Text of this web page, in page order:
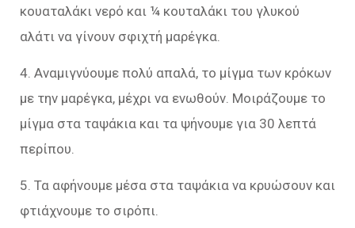
κουαταλάκι νερό και ¼ κουταλάκι του γλυκού
αλάτι να γίνουν σφιχτή μαρέγκα.
4. Αναμιγνύουμε πολύ απαλά, το μίγμα των κρόκων
με την μαρέγκα, μέχρι να ενωθούν. Μοιράζουμε το
μίγμα στα ταψάκια και τα ψήνουμε για 30 λεπτά
περίπου.
5. Τα αφήνουμε μέσα στα ταψάκια να κρυώσουν και
φτιάχνουμε το σιρόπι.